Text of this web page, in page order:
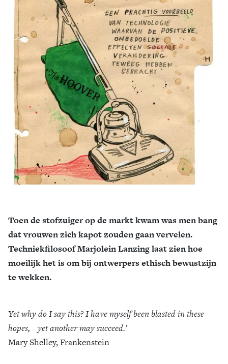
Toen de stofzuiger op de markt kwam was men bang
dat vrouwen zich kapot zouden gaan vervelen.
Techniekfilosoof Marjolein Lanzing laat zien hoe
moeilijk het is om bij ontwerpers ethisch bewustzijn
te wekken.
Yet why do I say this? I have myself been blasted in these
hopes, yet another may succeed.’
Mary Shelley, Frankenstein